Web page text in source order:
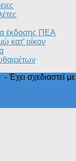
έκδοσης ΠΕΑ
κατ’ οίκoν
- Έχει σχεδιαστεί